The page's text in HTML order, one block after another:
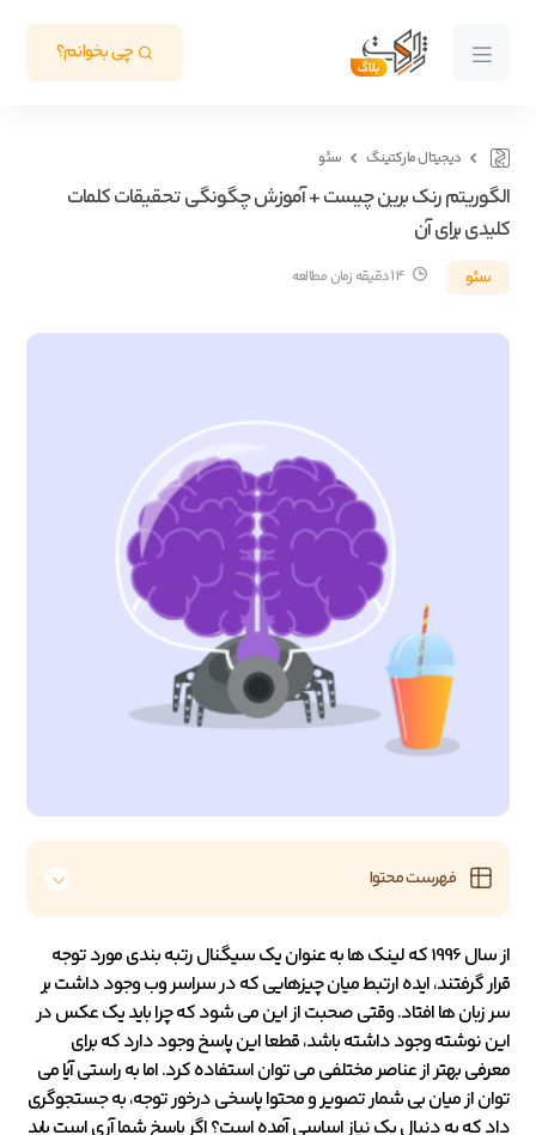
چی بخوانم؟
دیجیتال مارکتینگ سئو
الگوریتم رنک برین چیست + آموزش چگونگی تحقیقات کلمات
کلیدی برای آن
سئو 14 دقیقه زمان مطالعه
فهرست محتوا
از سال 1996 که لینک ها به عنوان یک سیگنال رتبه بندی مورد توجه
قرار گرفتند، ایده ارتبط میان چیزهایی که در سراسر وب وجود داشت بر
سر زبان ها افتاد. وقتی صحبت از این می شود که چرا باید یک عکس در
این نوشته وجود داشته باشد، قطعا این پاسخ وجود دارد که برای
معرفی بهتر از عناصر مختلفی می توان استفاده کرد. اما به راستی آیا می
توان از میان بی شمار تصویر و محتوا پاسخی درخور توجه، به جستجوگری
داد که به دنبال یک نیاز اساسی آمده است؟ اگر پاسخ شما آری است باید